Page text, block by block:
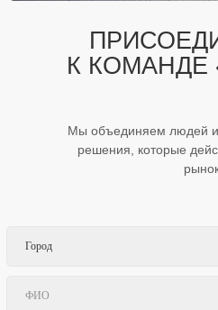
Мы объединяем людей и
решения, которые
К КОМАНДЕ